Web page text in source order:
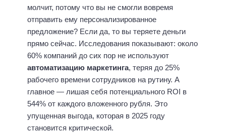
молчит, потому что вы не смогли вовремя
отправить ему персонализированное
предложение? Если да, то вы теряете деньги
прямо сейчас. Исследования показывают: около
60% компаний до сих пор не используют
автоматизацию маркетинга, теряя до 25%
рабочего времени сотрудников на рутину. А
главное — лишая себя потенциального ROI в
544% от каждого вложенного рубля. Это
упущенная выгода, которая в 2025 году
становится критической.